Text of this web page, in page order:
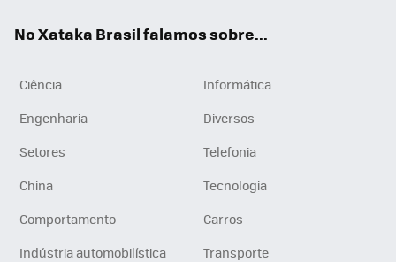
No Xataka Brasil falamos sobre...
Ciência
Informática
Engenharia
Diversos
Setores
Telefonia
China
Tecnologia
Comportamento
Carros
Indústria automobilística
Transporte